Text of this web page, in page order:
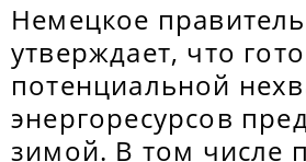
Немецкое
утверждает, что
потенциальной
энергоресурсов
зимой. В том числе